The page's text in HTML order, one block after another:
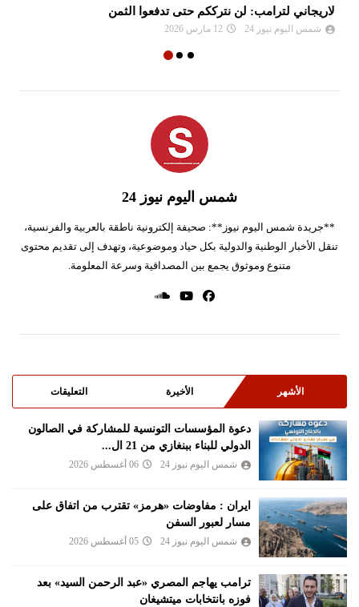
بلومبيرغ: توقف شبه تام لحركة الملاحة في مضيق هرمز
شمس اليوم نيوز 24 09 يوليو 2026
شمس اليوم نيوز 24
**جريدة شمس اليوم نيوز**: صحيفة إلكترونية ناطقة بالعربية والفرنسية،
تنقل الأخبار الوطنية والدولية بكل حياد وموضوعية، وتهدف إلى تقديم محتوى
متنوع وموثوق يجمع بين المصداقية وسرعة المعلومة.
الأشهر الأخيرة التعليقات
دعوة المؤسسات التونسية للمشاركة في الصالون
الدولي للبناء ببنغازي من 21 ال...
شمس اليوم نيوز 24 06 أغسطس 2026
ايران : مفاوضات «هرمز» تقترب من اتفاق على
مسار لعبور السفن
شمس اليوم نيوز 24 05 أغسطس 2026
ترامب يهاجم المصري «عبد الرحمن السيد» بعد
فوزه بانتخابات ميتشيغان